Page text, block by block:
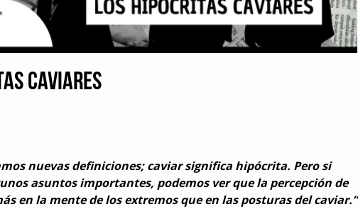
CAVIARES
nuevas definiciones; caviar significa hipócrita. Pero si
asuntos importantes, podemos ver que la percepción de
en la mente de los extremos que en las posturas del caviar.”